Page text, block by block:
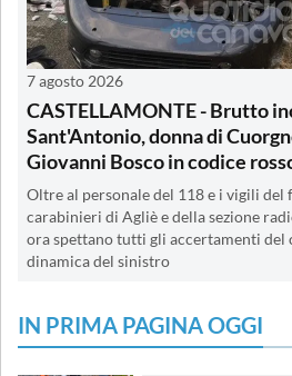
7 agosto 2026
CASTELLAMONTE - Brutto
Sant'Antonio, donna di
Giovanni Bosco in codice
Oltre al personale del 118 e i vigili
carabinieri di Agliè e della sezione
ora spettano tutti gli accertamenti del
dinamica del sinistro
IN PRIMA PAGINA OGGI